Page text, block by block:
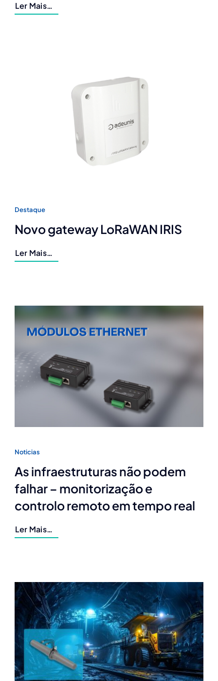
Ler Mais…
Destaque
Novo gateway LoRaWAN IRIS
Ler Mais…
Noticias
As infraestruturas não podem
falhar – monitorização e
controlo remoto em tempo real
Ler Mais…